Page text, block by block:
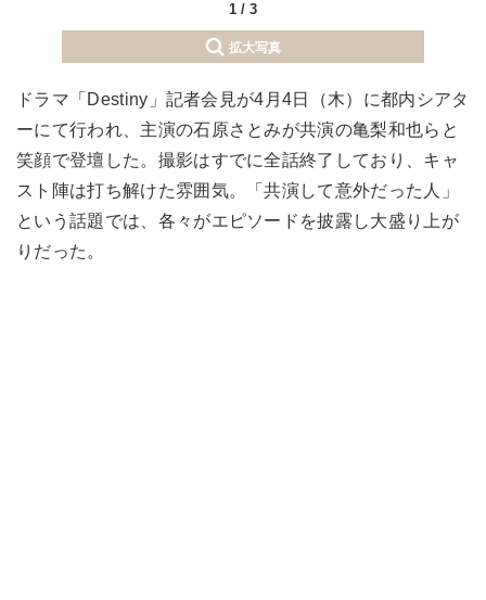
1 / 3
拡大写真
ドラマ「Destiny」記者会見が4月4日（木）に都内シアタ
ーにて行われ、主演の石原さとみが共演の亀梨和也らと
笑顔で登壇した。撮影はすでに全話終了しており、キャ
スト陣は打ち解けた雰囲気。「共演して意外だった人」
という話題では、各々がエピソードを披露し大盛り上が
りだった。